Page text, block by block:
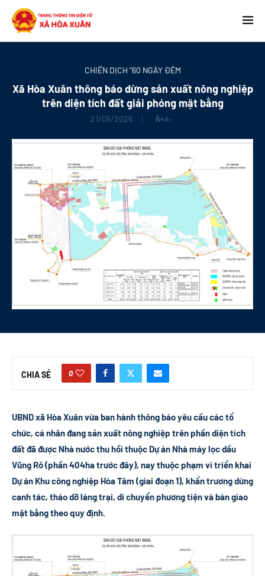
CHIẾN DỊCH "60 NGÀY ĐÊM
Xã Hòa Xuân thông báo dừng sản xuất nông nghiệp
trên diện tích đất giải phóng mặt bằng
21/05/2026 A+A-
CHIA SẺ 0
UBND xã Hòa Xuân vừa ban hành thông báo yêu cầu các tổ
chức, cá nhân đang sản xuất nông nghiệp trên phần diện tích
đất đã được Nhà nước thu hồi thuộc Dự án Nhà máy lọc dầu
Vũng Rô (phần 404ha trước đây), nay thuộc phạm vi triển khai
Dự án Khu công nghiệp Hòa Tâm (giai đoạn 1), khẩn trương dừng
canh tác, tháo dỡ láng trại, di chuyển phương tiện và bàn giao
mặt bằng theo quy định.